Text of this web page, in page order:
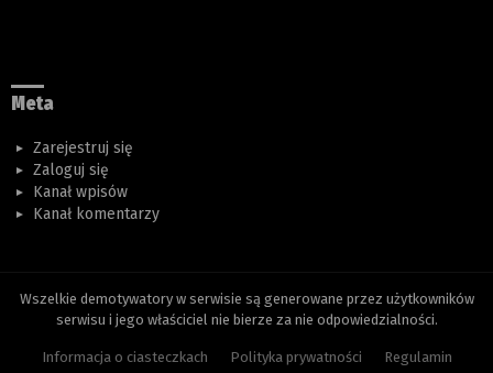
Meta
Zarejestruj się
Zaloguj się
Kanał wpisów
Kanał komentarzy
Wszelkie demotywatory w serwisie są generowane przez użytkowników
serwisu i jego właściciel nie bierze za nie odpowiedzialności.
Informacja o ciasteczkach Polityka prywatności Regulamin